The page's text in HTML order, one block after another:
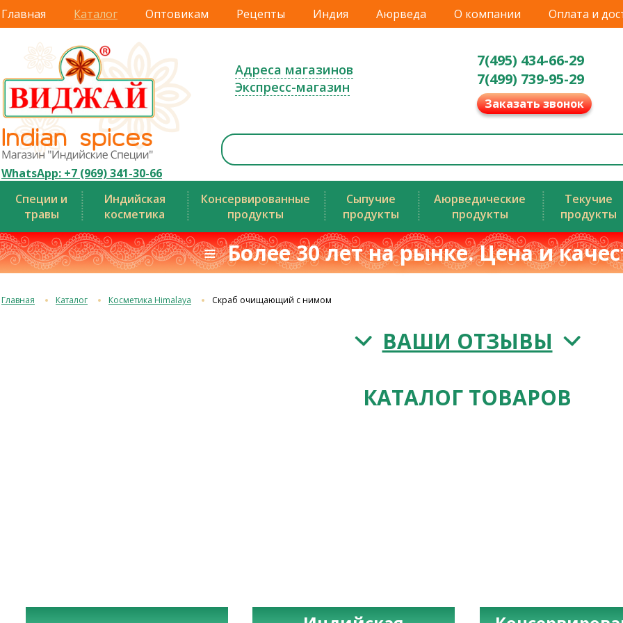
Главная Каталог Оптовикам Рецепты Индия Аюрведа О компании Оплата и
WhatsApp: +7 (969) 341-30-66
Адреса магазинов
Экспресс-магазин
7(495) 434-66-29
7(499) 739-95-29
Заказать звонок
Специи и
травы
Индийская
косметика
Консервированные
продукты
Сыпучие
продукты
Аюрведические
продукты
Текучие
продукты
≡ Более 30 лет на рынке. Цена и
Главная Каталог Косметика Himalaya Скраб очищающий с нимом
ВАШИ ОТЗЫВЫ
КАТАЛОГ ТОВАРОВ